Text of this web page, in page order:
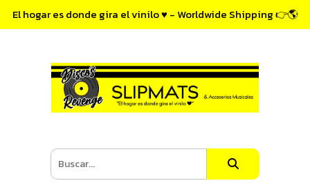
El hogar es donde gira el vinilo ♥ - Worldwide Shipping 👉🌎